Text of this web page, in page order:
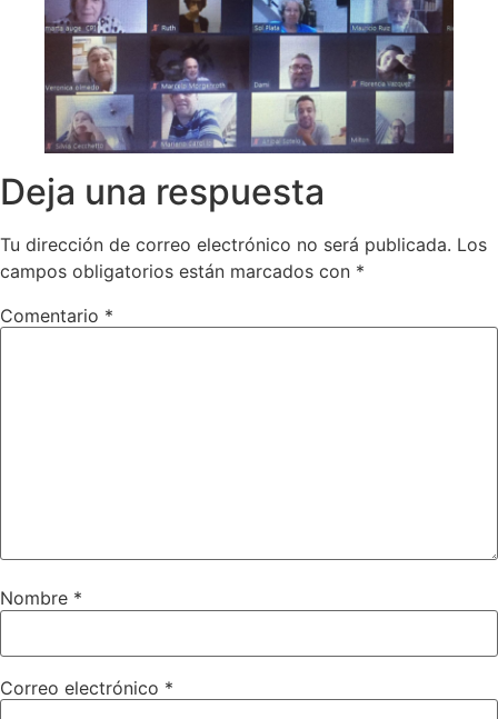
Deja una respuesta
Tu dirección de correo electrónico no será publicada. Los
campos obligatorios están marcados con *
Comentario *
Nombre *
Correo electrónico *